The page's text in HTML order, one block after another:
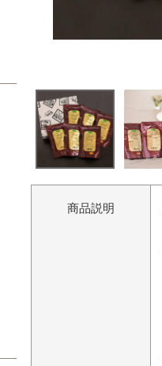
商品説明